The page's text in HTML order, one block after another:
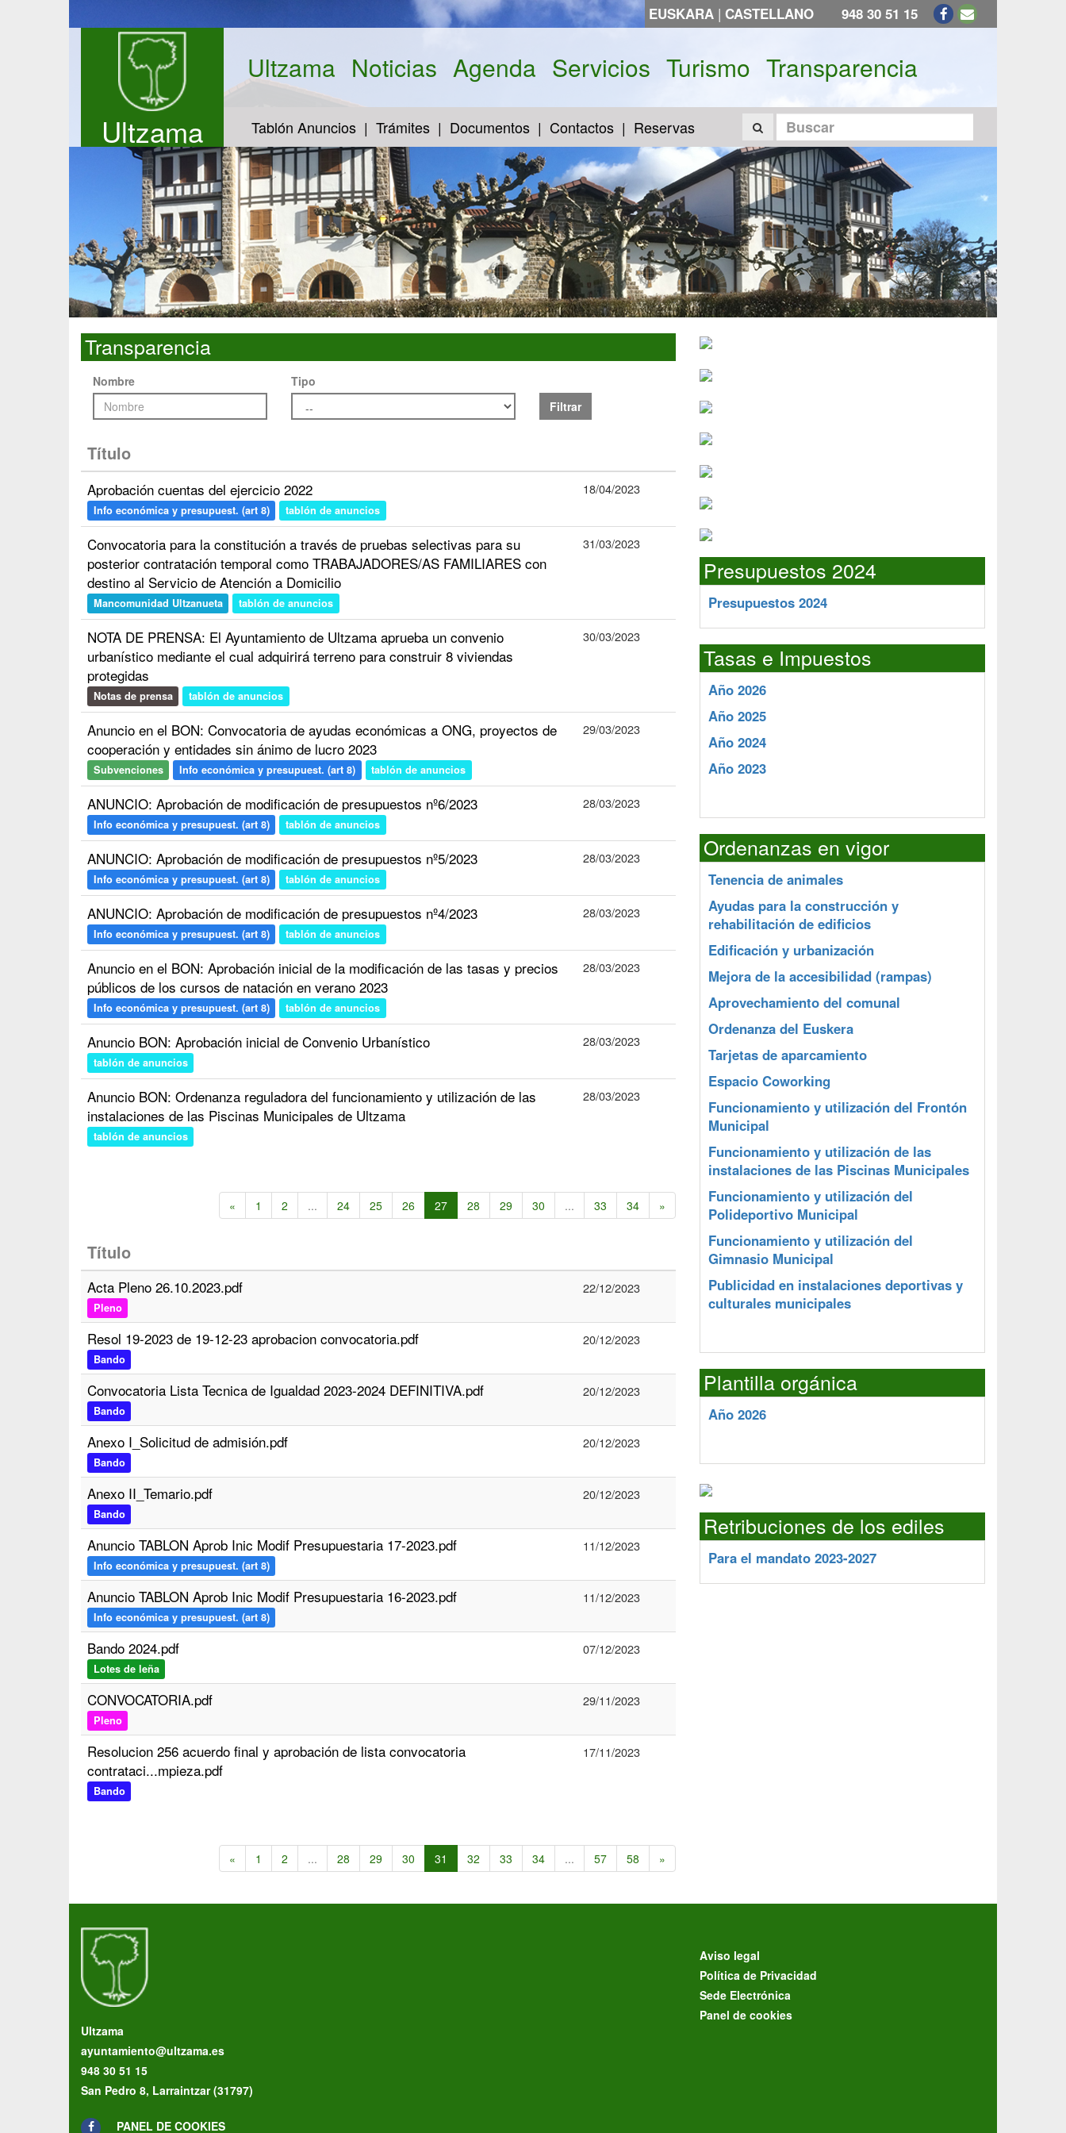
EUSKARA | CASTELLANO 948 30 51 15
Ultzama
Ultzama Noticias Agenda Servicios Turismo Transparencia
Tablón Anuncios Trámites Documentos Contactos Reservas
Transparencia
Nombre
Tipo
Filtrar
Título
Aprobación cuentas del ejercicio 2022
Info económica y presupuest. (art 8) tablón de anuncios
18/04/2023
Convocatoria para la constitución a través de pruebas selectivas para su
posterior contratación temporal como TRABAJADORES/AS FAMILIARES con
destino al Servicio de Atención a Domicilio
Mancomunidad Ultzanueta tablón de anuncios
31/03/2023
NOTA DE PRENSA: El Ayuntamiento de Ultzama aprueba un convenio
urbanístico mediante el cual adquirirá terreno para construir 8 viviendas
protegidas
Notas de prensa tablón de anuncios
30/03/2023
Anuncio en el BON: Convocatoria de ayudas económicas a ONG, proyectos de
cooperación y entidades sin ánimo de lucro 2023
Subvenciones Info económica y presupuest. (art 8) tablón de anuncios
29/03/2023
ANUNCIO: Aprobación de modificación de presupuestos nº6/2023
Info económica y presupuest. (art 8) tablón de anuncios
28/03/2023
ANUNCIO: Aprobación de modificación de presupuestos nº5/2023
Info económica y presupuest. (art 8) tablón de anuncios
28/03/2023
ANUNCIO: Aprobación de modificación de presupuestos nº4/2023
Info económica y presupuest. (art 8) tablón de anuncios
28/03/2023
Anuncio en el BON: Aprobación inicial de la modificación de las tasas y precios
públicos de los cursos de natación en verano 2023
Info económica y presupuest. (art 8) tablón de anuncios
28/03/2023
Anuncio BON: Aprobación inicial de Convenio Urbanístico
tablón de anuncios
28/03/2023
Anuncio BON: Ordenanza reguladora del funcionamiento y utilización de las
instalaciones de las Piscinas Municipales de Ultzama
tablón de anuncios
28/03/2023
« 1 2 ... 24 25 26 27 28 29 30 ... 33 34 »
Título
Acta Pleno 26.10.2023.pdf
Pleno
22/12/2023
Resol 19-2023 de 19-12-23 aprobacion convocatoria.pdf
Bando
20/12/2023
Convocatoria Lista Tecnica de Igualdad 2023-2024 DEFINITIVA.pdf
Bando
20/12/2023
Anexo I_Solicitud de admisión.pdf
Bando
20/12/2023
Anexo II_Temario.pdf
Bando
20/12/2023
Anuncio TABLON Aprob Inic Modif Presupuestaria 17-2023.pdf
Info económica y presupuest. (art 8)
11/12/2023
Anuncio TABLON Aprob Inic Modif Presupuestaria 16-2023.pdf
Info económica y presupuest. (art 8)
11/12/2023
Bando 2024.pdf
Lotes de leña
07/12/2023
CONVOCATORIA.pdf
Pleno
29/11/2023
Resolucion 256 acuerdo final y aprobación de lista convocatoria
contrataci...mpieza.pdf
Bando
17/11/2023
« 1 2 ... 28 29 30 31 32 33 34 ... 57 58 »
Presupuestos 2024
Presupuestos 2024
Tasas e Impuestos
Año 2026
Año 2025
Año 2024
Año 2023
Ordenanzas en vigor
Tenencia de animales
Ayudas para la construcción y
rehabilitación de edificios
Edificación y urbanización
Mejora de la accesibilidad (rampas)
Aprovechamiento del comunal
Ordenanza del Euskera
Tarjetas de aparcamiento
Espacio Coworking
Funcionamiento y utilización del Frontón
Municipal
Funcionamiento y utilización de las
instalaciones de las Piscinas Municipales
Funcionamiento y utilización del
Polideportivo Municipal
Funcionamiento y utilización del
Gimnasio Municipal
Publicidad en instalaciones deportivas y
culturales municipales
Plantilla orgánica
Año 2026
Retribuciones de los ediles
Para el mandato 2023-2027
Ultzama
ayuntamiento@ultzama.es
948 30 51 15
San Pedro 8, Larraintzar (31797)
PANEL DE COOKIES
Aviso legal
Política de Privacidad
Sede Electrónica
Panel de cookies